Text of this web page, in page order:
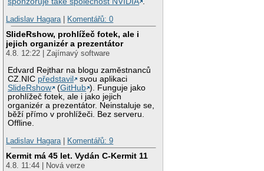
Ladislav Hagara | Komentářů: 0
SlideRshow, prohlížeč fotek, ale i
jejich organizér a prezentátor
4.8. 12:22 | Zajímavý software
Edvard Rejthar na blogu zaměstnanců
CZ.NIC představil
svou aplikaci
SlideRshow
(GitHub ). Funguje jako
prohlížeč fotek, ale i jako jejich
organizér a prezentátor. Neinstaluje se,
běží přímo v prohlížeči. Bez serveru.
Offline.
Ladislav Hagara | Komentářů: 9
Kermit má 45 let. Vydán C-Kermit 11
4.8. 11:44 | Nová verze